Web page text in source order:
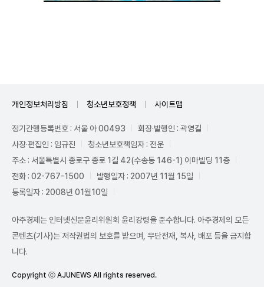
개인정보처리방침 청소년보호정책 사이트맵
정기간행등록번호 : 서울 아 00493
회장·발행인 : 곽영길
사장·편집인 : 임규진
청소년보호책임자 : 전운
주소 : 서울특별시 종로구 종로 1길 42(수송동 146-1) 이마빌딩 11층
전화 : 02-767-1500
발행일자 : 2007년 11월 15일
등록일자 : 2008년 01월10일
아주경제는 인터넷신문윤리위원회 윤리강령을 준수합니다. 아주경제의 모든
콘텐츠(기사)는 저작권법의 보호를 받으며, 무단전재, 복사, 배포 등을 금지합
니다.
Copyright ⓒ AJUNEWS All rights reserved.